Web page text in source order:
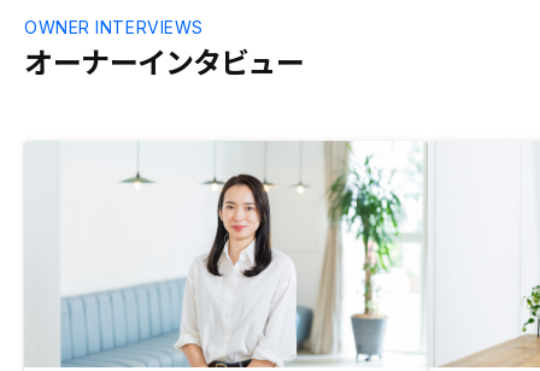
オーナーインタビュー
OWNER INTERVIEWS